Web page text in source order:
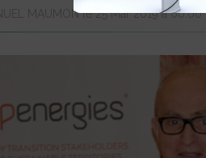
MAUMON le 25 Mar 2019 à 00:00